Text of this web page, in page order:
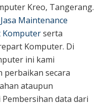
Kreo, Tangerang.
Jasa Maintenance
Komputerserta
Komputer. Di
ini kami
perbaikan secara
ataupun
data dari